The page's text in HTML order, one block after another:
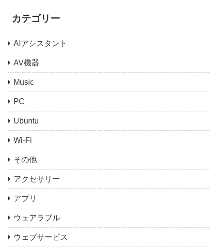
カテゴリー
AIアシスタント
AV機器
Music
PC
Ubuntu
Wi-Fi
その他
アクセサリー
アプリ
ウェアラブル
ウェブサービス